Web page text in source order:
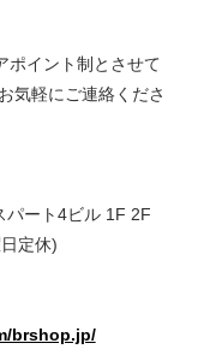
ポイント制とさせて
気軽にご連絡くださ
パート4ビル 1F 2F
定休)
brshop.jp/